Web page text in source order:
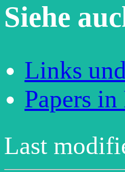
Siehe
Links
Papers
Last